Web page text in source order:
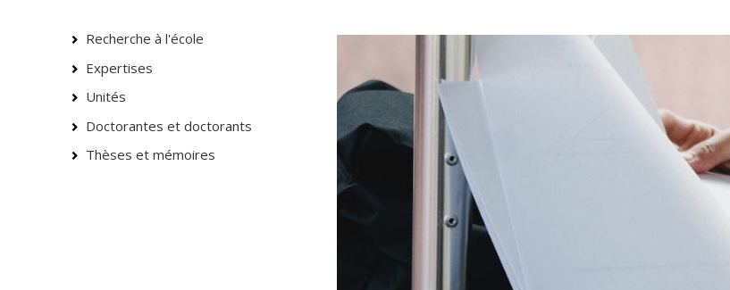
Recherche à l'école
Expertises
Unités
Doctorantes et doctorants
Thèses et mémoires